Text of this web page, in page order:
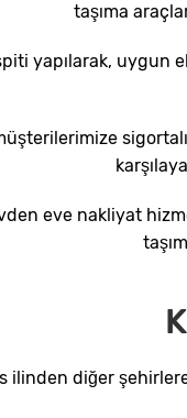
taşıma
yapılarak,
eve nakliyat
ilinden diğer